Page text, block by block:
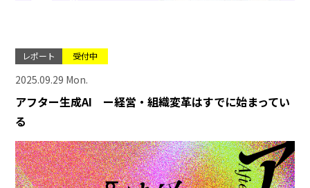
レポート 受付中
2025.09.29 Mon.
アフター生成AI ー経営・組織変革はすでに始まってい
る